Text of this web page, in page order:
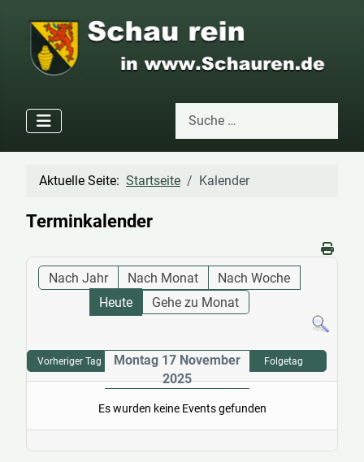
Suchen
Aktuelle Seite: Startseite Kalender
Terminkalender
Nach Jahr Nach Monat
Nach Woche
Heute
Gehe zu Monat
Vorheriger Tag
Montag 17 November
2025
Folgetag
Es wurden keine Events gefunden